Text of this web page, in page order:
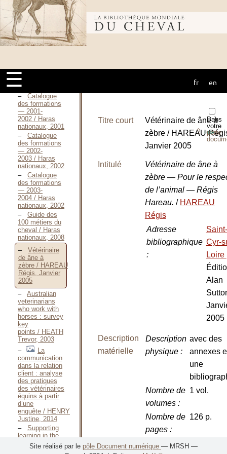
Bibliothèque
mondiale du
cheval
☰ fr en
nationaux, 1995
Catalogue
des formations
—
1996[-1997?] / Haras
nationaux, 1996
— 1999-
2000 / Haras
nationaux, 1999
Catalogue
des formations
— 2001-
2002 / Haras
nationaux, 2001
Catalogue
des formations
— 2002-
2003 / Haras
nationaux, 2002
Catalogue
des formations
— 2003-
2004 / Haras
nationaux, 2002
Guide des
100 métiers du
cheval / Haras
nationaux, 2008
Vétérinaire
de âne à
zèbre / HAREAU
Régis, Janvier
2005
Australian
veterinarians
who work with
horses : survey
key
points / HEATH
Trevor, 2003
La
communication
dans la relation
client : analyse
des pratiques
des vétérinaires
équins à partir
d’une
enquête / HENRY
Justine, 2014
Supporting
learning in the
horse industry :
formal training
Dans
votre
porte-
⇪ PDF
Titre court
Vétérinaire de âne à
zèbre / HAREAU
Janvier 2005
Intitulé
Vétérinaire de âne à
zèbre — Pour le
de l’animal — Régis
Hareau. / HAREAU
Régis
Adresse
bibliographique
:
Saint-
Cyr-
Loire
Alan
2005
Description
matérielle
Description
physique:
avec des
annexes
une
Nombre de
volumes:
1 vol.
Nombre de
pages:
126 p.
Dimensions
Site réalisé par le pôle Document numérique — MRSH —